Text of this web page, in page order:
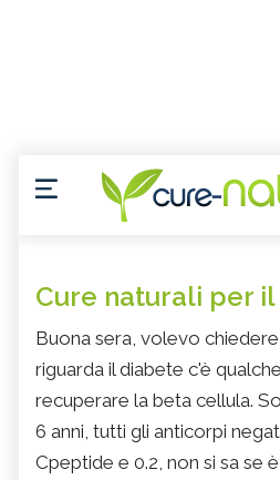
Cure naturali per
Buona sera, volevo
riguarda il diabete c'è
recuperare la beta cellula.
6 anni, tutti gli anticorpi
Cpeptide e 0.2, non si sa se